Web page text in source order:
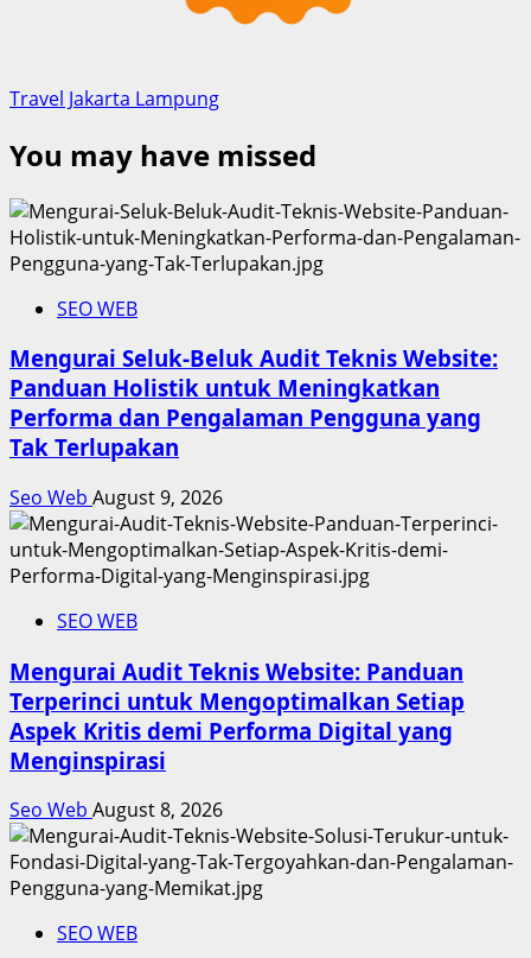
Travel Jakarta Lampung
You may have missed
SEO WEB
Mengurai Seluk-Beluk Audit Teknis Website:
Panduan Holistik untuk Meningkatkan
Performa dan Pengalaman Pengguna yang
Tak Terlupakan
Seo Web August 9, 2026
SEO WEB
Mengurai Audit Teknis Website: Panduan
Terperinci untuk Mengoptimalkan Setiap
Aspek Kritis demi Performa Digital yang
Menginspirasi
Seo Web August 8, 2026
SEO WEB